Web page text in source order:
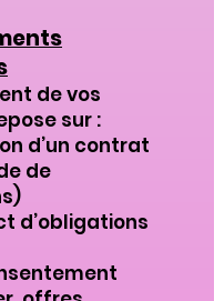
de vos
sur :
d’un contrat
de
d’obligations